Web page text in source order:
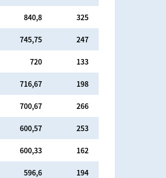
840,8 325
745,75 247
720 133
716,67 198
700,67 266
600,57 253
600,33 162
596,6 194